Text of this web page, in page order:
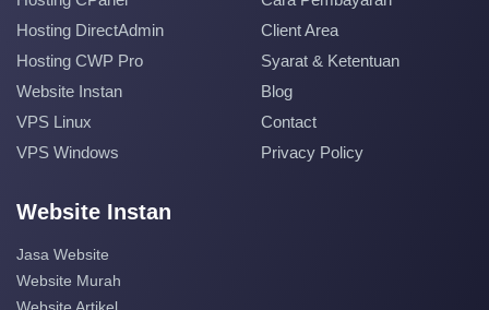
Hosting DirectAdmin
Hosting CWP Pro
Website Instan
VPS Linux
VPS Windows
Client Area
Syarat & Ketentuan
Blog
Contact
Privacy Policy
Website Instan
Jasa Website
Website Murah
Website Artikel